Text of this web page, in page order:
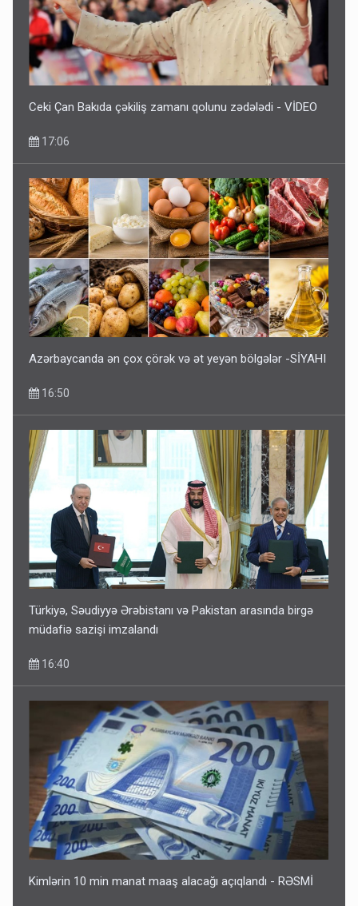
Ceki Çan Bakıda çəkiliş zamanı qolunu zədələdi - VİDEO
17:06
Azərbaycanda ən çox çörək və ət yeyən bölgələr -SİYAHI
16:50
Türkiyə, Səudiyyə Ərəbistanı və Pakistan arasında birgə
müdafiə sazişi imzalandı
16:40
Kimlərin 10 min manat maaş alacağı açıqlandı - RƏSMİ